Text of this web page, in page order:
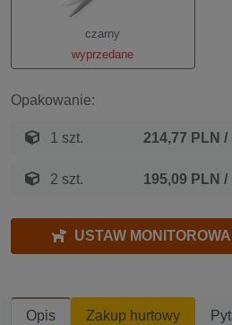
czarny
wyprzedane
Opakowanie:
1 szt. 214,77 PLN /
2 szt. 195,09 PLN /
USTAW
Opis Zakup hurtowy